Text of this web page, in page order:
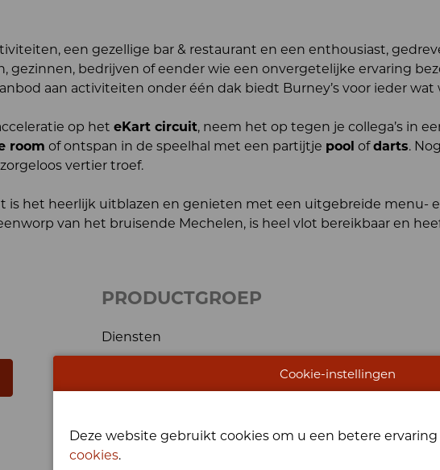
een gezellige bar & restaurant en een enthousiast,
gezinnen, bedrijven of eender wie een onvergetelijke ervaring
aan activiteiten onder één dak biedt Burney’s voor ieder wat
op het eKart circuit, neem het op tegen je collega’s in
room of ontspan in de speelhal met een partijtje pool ofdarts.
vertier troef.
is het heerlijk uitblazen en genieten met een uitgebreide menu-
van het bruisende Mechelen, is heel vlot bereikbaar en
PRODUCTGROEP
Diensten
Cookie-instellingen
Deze website gebruikt cookies om u een betere
cookies.